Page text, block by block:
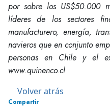
por sobre los US$50.000
líderes de los sectores
manufacturero, energía,
navieros que en conjunto
personas en Chile y el
www.quinenco.cl
Volver atrás
Compartir